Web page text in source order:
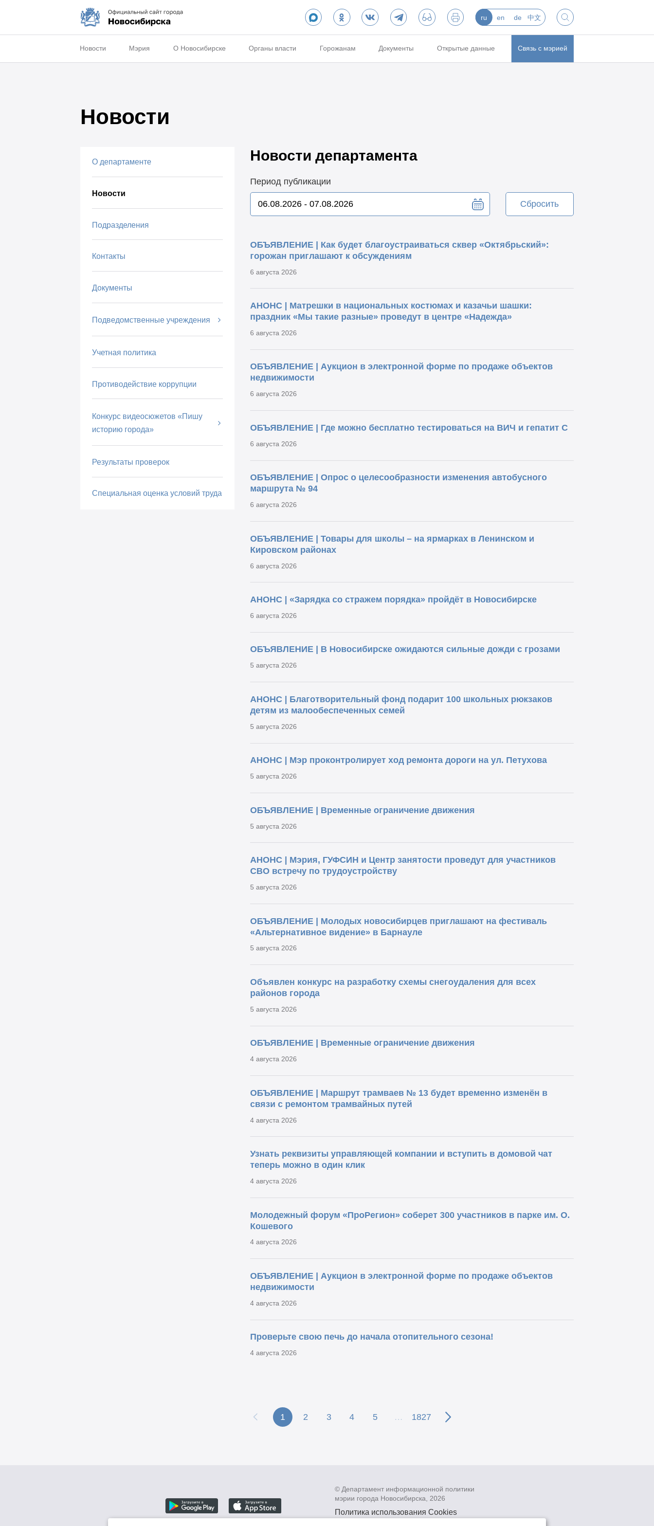
ru en de 中文
Новости Мэрия О Новосибирске Органы власти Горожанам Документы Открытые данные Связь с мэрией
Новости
О департаменте
Новости
Подразделения
Контакты
Документы
Подведомственные учреждения
Учетная политика
Противодействие коррупции
Конкурс видеосюжетов «Пишу
историю города»
Результаты проверок
Специальная оценка условий труда
Новости департамента
Период публикации
Сбросить
ОБЪЯВЛЕНИЕ | Как будет благоустраиваться сквер «Октябрьский»:
горожан приглашают к обсуждениям
6 августа 2026
АНОНС | Матрешки в национальных костюмах и казачьи шашки:
праздник «Мы такие разные» проведут в центре «Надежда»
6 августа 2026
ОБЪЯВЛЕНИЕ | Аукцион в электронной форме по продаже объектов
недвижимости
6 августа 2026
ОБЪЯВЛЕНИЕ | Где можно бесплатно тестироваться на ВИЧ и гепатит С
6 августа 2026
ОБЪЯВЛЕНИЕ | Опрос о целесообразности изменения автобусного
маршрута № 94
6 августа 2026
ОБЪЯВЛЕНИЕ | Товары для школы – на ярмарках в Ленинском и
Кировском районах
6 августа 2026
АНОНС | «Зарядка со стражем порядка» пройдёт в Новосибирске
6 августа 2026
ОБЪЯВЛЕНИЕ | В Новосибирске ожидаются сильные дожди с грозами
5 августа 2026
АНОНС | Благотворительный фонд подарит 100 школьных рюкзаков
детям из малообеспеченных семей
5 августа 2026
АНОНС | Мэр проконтролирует ход ремонта дороги на ул. Петухова
5 августа 2026
ОБЪЯВЛЕНИЕ | Временные ограничение движения
5 августа 2026
АНОНС | Мэрия, ГУФСИН и Центр занятости проведут для участников
СВО встречу по трудоустройству
5 августа 2026
ОБЪЯВЛЕНИЕ | Молодых новосибирцев приглашают на фестиваль
«Альтернативное видение» в Барнауле
5 августа 2026
Объявлен конкурс на разработку схемы снегоудаления для всех
районов города
5 августа 2026
ОБЪЯВЛЕНИЕ | Временные ограничение движения
4 августа 2026
ОБЪЯВЛЕНИЕ | Маршрут трамваев № 13 будет временно изменён в
связи с ремонтом трамвайных путей
4 августа 2026
Узнать реквизиты управляющей компании и вступить в домовой чат
теперь можно в один клик
4 августа 2026
Молодежный форум «ПроРегион» соберет 300 участников в парке им. О.
Кошевого
4 августа 2026
ОБЪЯВЛЕНИЕ | Аукцион в электронной форме по продаже объектов
недвижимости
4 августа 2026
Проверьте свою печь до начала отопительного сезона!
4 августа 2026
1 2 3 4 5 … 1827
© Департамент информационной политики
мэрии города Новосибирска, 2026
Политика использования Cookies